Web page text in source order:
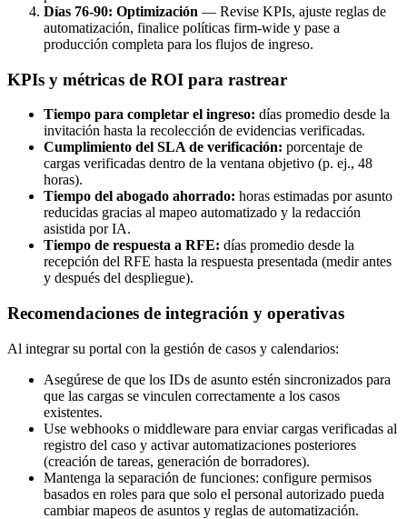
Días 76-90: Optimización — Revise KPIs, ajuste reglas de
automatización, finalice políticas firm-wide y pase a
producción completa para los flujos de ingreso.
KPIs y métricas de ROI para rastrear
Tiempo para completar el ingreso: días promedio desde la
invitación hasta la recolección de evidencias verificadas.
Cumplimiento del SLA de verificación: porcentaje de
cargas verificadas dentro de la ventana objetivo (p. ej., 48
horas).
Tiempo del abogado ahorrado: horas estimadas por asunto
reducidas gracias al mapeo automatizado y la redacción
asistida por IA.
Tiempo de respuesta a RFE: días promedio desde la
recepción del RFE hasta la respuesta presentada (medir antes
y después del despliegue).
Recomendaciones de integración y operativas
Al integrar su portal con la gestión de casos y calendarios:
Asegúrese de que los IDs de asunto estén sincronizados para
que las cargas se vinculen correctamente a los casos
existentes.
Use webhooks o middleware para enviar cargas verificadas al
registro del caso y activar automatizaciones posteriores
(creación de tareas, generación de borradores).
Mantenga la separación de funciones: configure permisos
basados en roles para que solo el personal autorizado pueda
cambiar mapeos de asuntos y reglas de automatización.